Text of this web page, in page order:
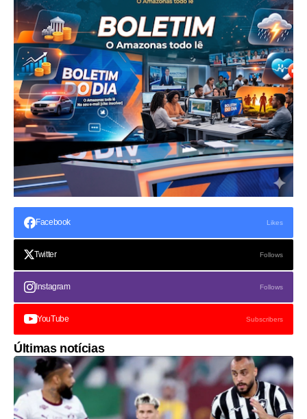
Facebook Likes
Twitter Follows
Instagram Follows
YouTube Subscribers
Últimas notícias